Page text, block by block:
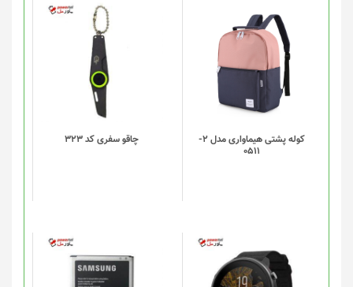
کوله پشتی هیماواری مدل 2-
0511
این
محصول
انواع
مختلفی
می
گزینه
ها
محصول
انتخاب
شوند
چاقو سفری کد 323